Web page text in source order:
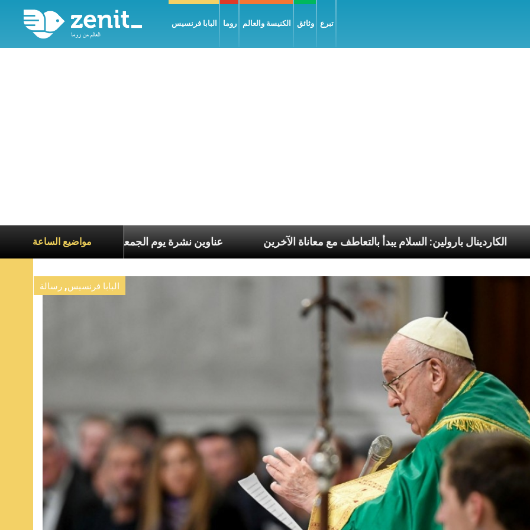
البابا فرنسيس روما الكنيسة والعالم وثائق تبرع
مواضيع الساعة
عناوين نشرة يوم الجمعة 7 آب 2026: السلام يُبنى بصبر يومًا بعد يوم الكاردينال بارولين: السلام يبدأ بالتعاطف مع معاناة الآخرين الرسوليّة
البابا فرنسيس, رسالة